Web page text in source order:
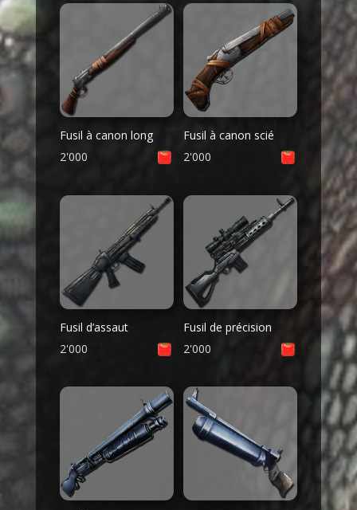
Fusil à canon long
2'000
Fusil à canon scié
2'000
Fusil d’assaut
2'000
Fusil de précision
2'000